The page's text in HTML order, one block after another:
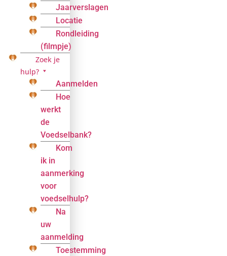
Jaarverslagen
Locatie
Rondleiding
(filmpje)
Zoek je
hulp?
Aanmelden
Hoe
werkt
de
Voedselbank?
Kom
ik in
aanmerking
voor
voedselhulp?
Na
uw
aanmelding
Toestemming